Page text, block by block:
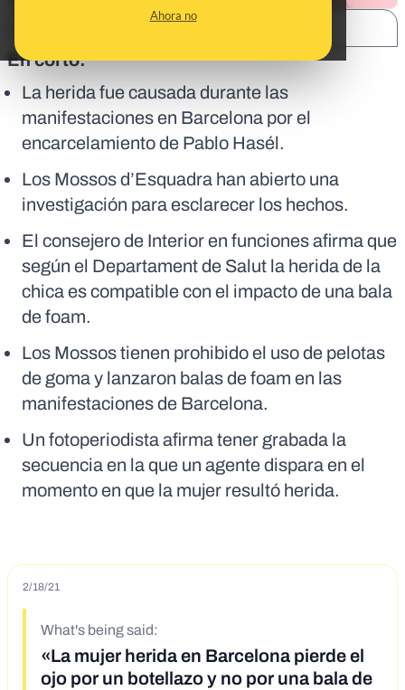
Ahora no
En corto:
La herida fue causada durante las
manifestaciones en Barcelona por el
encarcelamiento de Pablo Hasél.
Los Mossos d’Esquadra han abierto una
investigación para esclarecer los hechos.
El consejero de Interior en funciones afirma que
según el Departament de Salut la herida de la
chica es compatible con el impacto de una bala
de foam.
Los Mossos tienen prohibido el uso de pelotas
de goma y lanzaron balas de foam en las
manifestaciones de Barcelona.
Un fotoperiodista afirma tener grabada la
secuencia en la que un agente dispara en el
momento en que la mujer resultó herida.
2/18/21
What's being said:
«La mujer herida en Barcelona pierde el
ojo por un botellazo y no por una bala de